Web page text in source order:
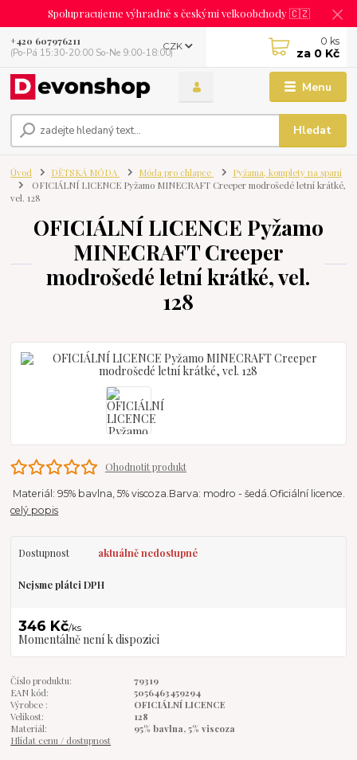
Spolupracujeme výhradně s českými velkoobchody 🇨🇿
Menu
CZK
Hledat
+420 607976211
(Po-Pá 15:30-20:00 So-Ne 9:00-18:00)
0 ks
za 0 Kč
Úvod DĚTSKÁ MÓDA Móda pro chlapce
Pyžama, komplety na spaní
OFICIÁLNÍ LICENCE Pyžamo MINECRAFT Creeper modrošedé letní krátké,
vel. 128
OFICIÁLNÍ LICENCE Pyžamo
MINECRAFT Creeper
modrošedé letní krátké, vel.
128
Ohodnotit produkt
Materiál: 95% bavlna, 5% viscoza.Barva: modro - šedá.Oficiální licence.
celý popis
Dostupnost aktuálně nedostupné
Nejsme plátci DPH
346 Kč/ks
Momentálně není k dispozici
Číslo produktu:
79319
EAN kód:
5056463459294
Výrobce :
OFICIÁLNÍ LICENCE
Velikost:
128
Materiál:
95% bavlna, 5% viscoza
Hlídat cenu / dostupnost